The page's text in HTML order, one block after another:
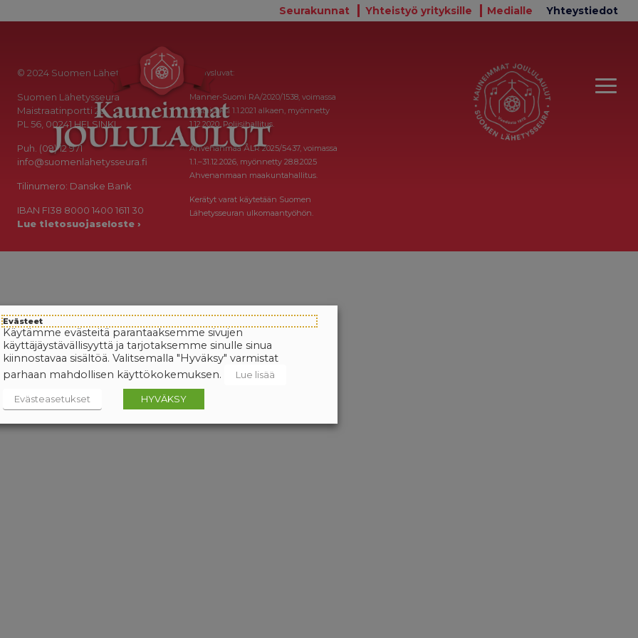
Seurakunnat Yhteistyö yrityksille Medialle Yhteystiedot
© 2024 Suomen Lähetysseura
Suomen Lähetysseura
Maistraatinportti 2a
PL 56, 00241 HELSINKI
Puh. (09) 12 971
info@suomenlahetysseura.fi
Tilinumero: Danske Bank
IBAN FI38 8000 1400 1611 30
Lue tietosuojaseloste ›
Keräysluvat:
Manner-Suomi RA/2020/1538, voimassa
toistaiseksi 1.1.2021 alkaen, myönnetty
1.12.2020, Poliisihallitus.
Ahvenanmaa ÅLR 2025/5437, voimassa
1.1.–31.12.2026, myönnetty 28.8.2025
Ahvenanmaan maakuntahallitus.
Kerätyt varat käytetään Suomen
Lähetysseuran ulkomaantyöhön.
Evästeet
Käytämme evästeitä parantaaksemme sivujen
käyttäjäystävällisyyttä ja tarjotaksemme sinulle sinua
kiinnostavaa sisältöä. Valitsemalla "Hyväksy" varmistat
parhaan mahdollisen käyttökokemuksen.
Lue lisää
Evästeasetukset HYVÄKSY